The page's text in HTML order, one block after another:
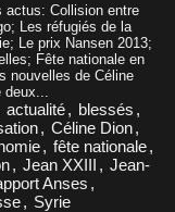
actus: Collision entre
Les réfugiés de la
Le prix Nansen 2013;
Fête nationale en
nouvelles de Céline
actualité, blessés ,
, Céline Dion,
, fête nationale,
, Jean XXIII , Jean-
Anses ,
, Syrie